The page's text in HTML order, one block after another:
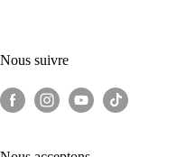
Nous suivre